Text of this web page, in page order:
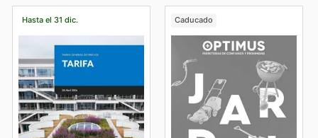
Hasta el 31 dic. Caducado